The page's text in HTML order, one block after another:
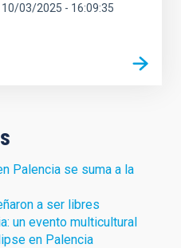
10/03/2025 - 16:09:35
Palencia se suma a la
a ser libres
un evento multicultural
en Palencia